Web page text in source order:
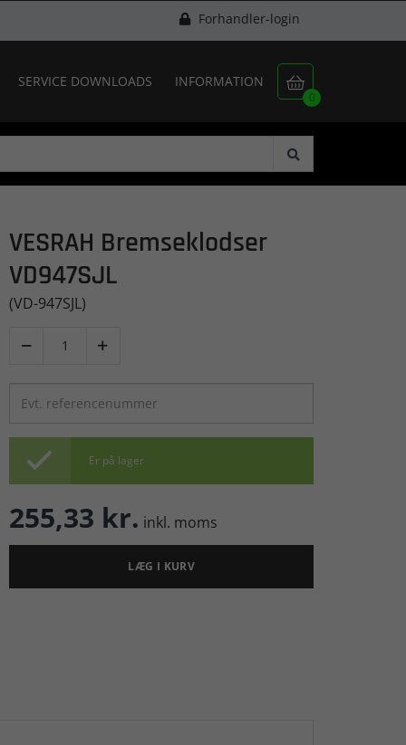
Forhandler-login

0
SERVICE DOWNLOADS INFORMATION
VESRAH Bremseklodser
VD947SJL
(VD-947SJL)
 
 Er på lager
255,33 kr. inkl. moms
LÆG I KURV